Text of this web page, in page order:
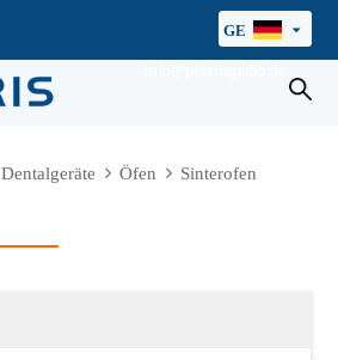
GE
Dentalgeräte Öfen Sinterofen